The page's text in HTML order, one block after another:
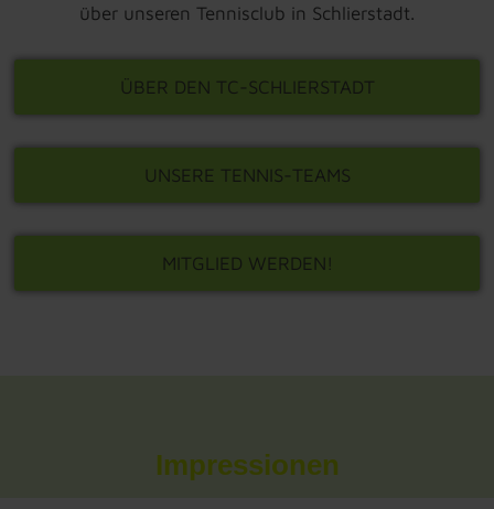
über unseren Tennisclub in Schlierstadt.
ÜBER DEN TC-SCHLIERSTADT
UNSERE TENNIS-TEAMS
MITGLIED WERDEN!
Impressionen